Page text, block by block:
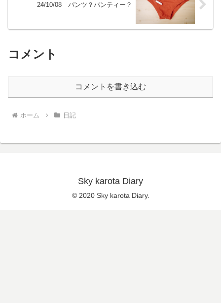
24/10/08 パンツ？パンティー？
コメント
コメントを書き込む
ホーム 日記
Sky karota Diary
© 2020 Sky karota Diary.